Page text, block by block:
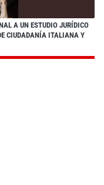
A UN ESTUDIO JURÍDICO
CIUDADANÍA ITALIANA Y